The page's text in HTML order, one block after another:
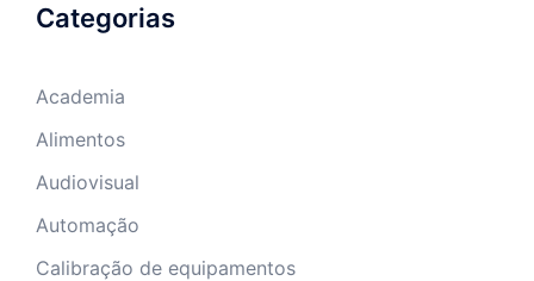
Categorias
Academia
Alimentos
Audiovisual
Automação
Calibração de equipamentos